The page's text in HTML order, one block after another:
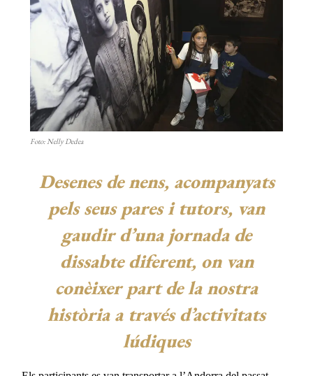
Foto: Nelly Dedea
Desenes de nens, acompanyats
pels seus pares i tutors, van
gaudir d’una jornada de
dissabte diferent, on van
conèixer part de la nostra
història a través d’activitats
lúdiques